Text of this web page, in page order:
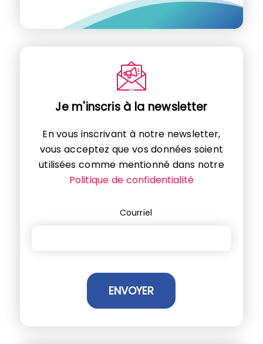
Je m'inscris à la newsletter
En vous inscrivant à notre newsletter,
vous acceptez que vos données soient
utilisées comme mentionné dans notre
Politique de confidentialité
Courriel